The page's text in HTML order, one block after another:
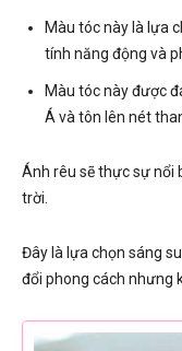
Màu tóc này là lựa
tính năng động và
Màu tóc này được
Á và tôn lên nét
Ánh rêu sẽ thực sự nổi
trời.
Đây là lựa chọn sáng
đổi phong cách nhưng